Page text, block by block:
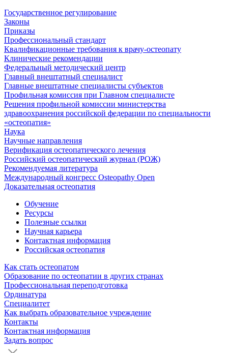
Государственное регулирование
Законы
Приказы
Профессиональный стандарт
Квалификационные требования к врачу-остеопату
Клинические рекомендации
Федеральный методический центр
Главный внештатный специалист
Главные внештатные специалисты субъектов
Профильная комиссия при Главном специалисте
Решения профильной комиссии министерства
здравоохранения российской федерации по специальности
«остеопатия»
Наука
Научные направления
Верификация остеопатического лечения
Российский остеопатический журнал (РОЖ)
Рекомендуемая литература
Международный конгресс Osteopathy Open
Доказательная остеопатия
Обучение
Ресурсы
Полезные ссылки
Научная карьера
Контактная информация
Российская остеопатия
Как стать остеопатом
Образование по остеопатии в других странах
Профессиональная переподготовка
Ординатура
Специалитет
Как выбрать образовательное учреждение
Контакты
Контактная информация
Задать вопрос